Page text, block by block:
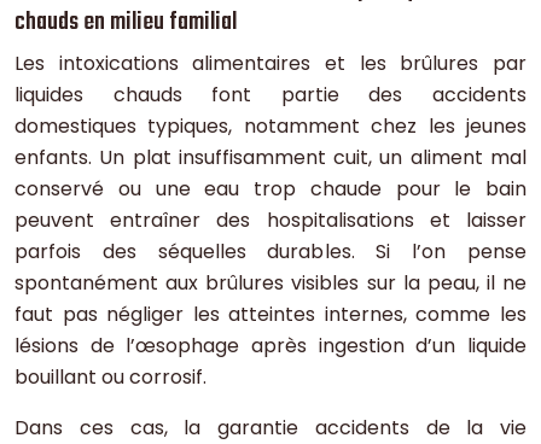
chauds en milieu familial
Les intoxications alimentaires et les brûlures par
liquides chauds font partie des accidents
domestiques typiques, notamment chez les jeunes
enfants. Un plat insuffisamment cuit, un aliment mal
conservé ou une eau trop chaude pour le bain
peuvent entraîner des hospitalisations et laisser
parfois des séquelles durables. Si l’on pense
spontanément aux brûlures visibles sur la peau, il ne
faut pas négliger les atteintes internes, comme les
lésions de l’œsophage après ingestion d’un liquide
bouillant ou corrosif.
Dans ces cas, la garantie accidents de la vie